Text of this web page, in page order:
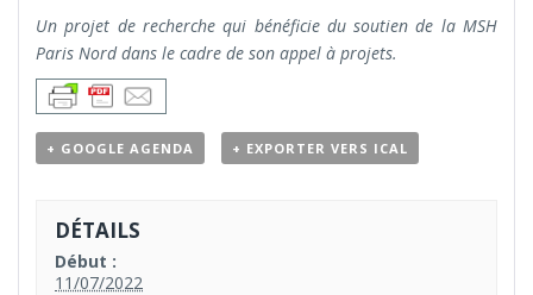
Un projet de recherche qui bénéficie du soutien de la MSH
Paris Nord dans le cadre de son appel à projets.
+ GOOGLE AGENDA + EXPORTER VERS ICAL
DÉTAILS
Début :
11/07/2022